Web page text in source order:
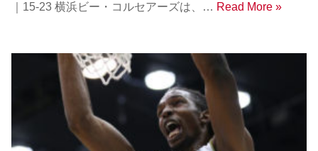
｜15-23 横浜ビー・コルセアーズは、… Read More »